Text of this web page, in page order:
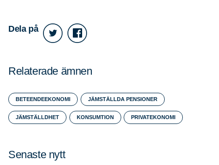
Dela på
Relaterade ämnen
BETEENDEEKONOMI JÄMSTÄLLDA PENSIONER
JÄMSTÄLLDHET KONSUMTION PRIVATEKONOMI
Senaste nytt
Sök på sidan: Sök